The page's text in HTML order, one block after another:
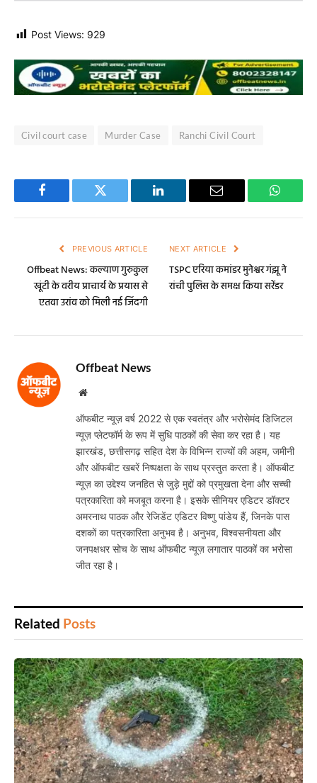
Post Views: 929
Civil court case Murder Case Ranchi Civil Court
Facebook Twitter LinkedIn Email
PREVIOUS ARTICLE
Offbeat News: कल्याण गुरुकुल
खूंटी के वरीय प्राचार्य के प्रयास से
एतवा उरांव को मिली नई जिंदगी
NEXT ARTICLE
TSPC एरिया कमांडर मुनेश्वर गंझू ने
रांची पुलिस के समक्ष किया सरेंडर
Offbeat News
Website
ऑफबीट न्यूज़ वर्ष 2022 से एक स्वतंत्र और भरोसेमंद डिजिटल
न्यूज़ प्लेटफॉर्म के रूप में सुधि पाठकों की सेवा कर रहा है। यह
झारखंड, छत्तीसगढ़ सहित देश के विभिन्न राज्यों की अहम, जमीनी
और ऑफबीट खबरें निष्पक्षता के साथ प्रस्तुत करता है। ऑफबीट
न्यूज़ का उद्देश्य जनहित से जुड़े मुद्दों को प्रमुखता देना और सच्ची
पत्रकारिता को मजबूत करना है। इसके सीनियर एडिटर डॉक्टर
अमरनाथ पाठक और रेजिडेंट एडिटर विष्णु पांडेय हैं, जिनके पास
दशकों का पत्रकारिता अनुभव है। अनुभव, विश्वसनीयता और
जनपक्षधर सोच के साथ ऑफबीट न्यूज़ लगातार पाठकों का भरोसा
जीत रहा है।
Related Posts